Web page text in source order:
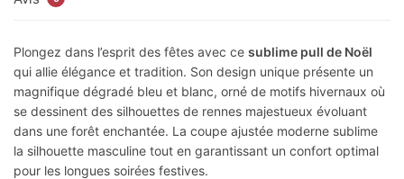
Plongez dans l’esprit des fêtes avec ce sublime pull de Noël
qui allie élégance et tradition. Son design unique présente un
magnifique dégradé bleu et blanc, orné de motifs hivernaux où
se dessinent des silhouettes de rennes majestueux évoluant
dans une forêt enchantée. La coupe ajustée moderne sublime
la silhouette masculine tout en garantissant un confort optimal
pour les longues soirées festives.